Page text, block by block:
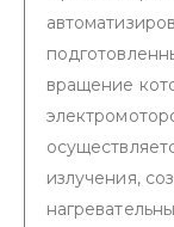
вращение
излучения,